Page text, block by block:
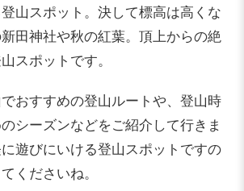
山スポット。決して標高は高くな
田神社や秋の紅葉。頂上からの絶
スポットです。
おすすめの登山ルートや、登山時
シーズンなどをご紹介して行きま
遊びにいける登山スポットですの
くださいね。